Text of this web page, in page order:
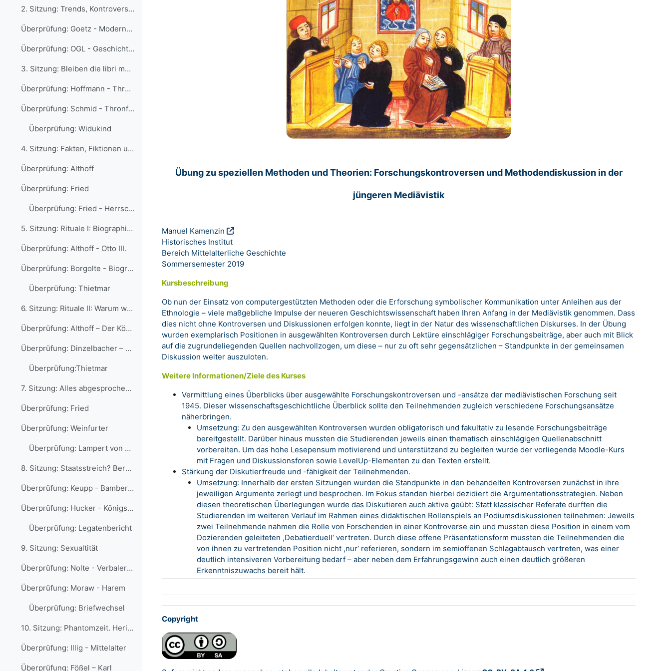
2. Sitzung: Trends, Kontroversen und Diskussion: G...
Überprüfung: Goetz - Modernes Mittelalter
Überprüfung: OGL - Geschichte der Mittelalterforschung
3. Sitzung: Bleiben die libri memoriales stumm? Ka...
Überprüfung: Hoffmann - Thronfolge
Überprüfung: Schmid - Thronfolge
Überprüfung: Widukind
4. Sitzung: Fakten, Fiktionen und Fantasie. Gerd A...
Überprüfung: Althoff
Überprüfung: Fried
Überprüfung: Fried - Herrschaftsjahre Karls des Großen
5. Sitzung: Rituale I: Biographie ohne Subjekt? Ge...
Überprüfung: Althoff - Otto III.
Überprüfung: Borgolte - Biographie
Überprüfung: Thietmar
6. Sitzung: Rituale II: Warum weint der König? Ger...
Überprüfung: Althoff – Der König weint
Überprüfung: Dinzelbacher – Warum weint der König
Überprüfung:Thietmar
7. Sitzung: Alles abgesprochen? Johannes Fried vs....
Überprüfung: Fried
Überprüfung: Weinfurter
Überprüfung: Lampert von Hersfeld
8. Sitzung: Staatsstreich? Bernd-Ulrich Hucker und...
Überprüfung: Keupp - Bamberger Mord
Überprüfung: Hucker - Königsmord
Überprüfung: Legatenbericht
9. Sitzung: Sexualtität
Überprüfung: Nolte - Verbalerotik
Überprüfung: Moraw - Harem
Überprüfung: Briefwechsel
10. Sitzung: Phantomzeit. Heribert Illig vs. Amali...
Überprüfung: Illig - Mittelalter
Überprüfung: Fößel – Karl
Übung zu speziellen Methoden und Theorien: Forschungskontroversen und Methodendiskussion in der
jüngeren Mediävistik
Manuel Kamenzin
Historisches Institut
Bereich Mittelalterliche Geschichte
Sommersemester 2019
Kursbeschreibung
Ob nun der Einsatz von computergestützten Methoden oder die Erforschung symbolischer Kommunikation unter Anleihen aus der
Ethnologie – viele maßgebliche Impulse der neueren Geschichtswissenschaft haben Ihren Anfang in der Mediävistik genommen. Dass
dies nicht ohne Kontroversen und Diskussionen erfolgen konnte, liegt in der Natur des wissenschaftlichen Diskurses. In der Übung
wurden exemplarisch Positionen in ausgewählten Kontroversen durch Lektüre einschlägiger Forschungsbeiträge, aber auch mit Blick
auf die zugrundeliegenden Quellen nachvollzogen, um diese – nur zu oft sehr gegensätzlichen – Standpunkte in der gemeinsamen
Diskussion weiter auszuloten.
Weitere Informationen/Ziele des Kurses
Vermittlung eines Überblicks über ausgewählte Forschungskontroversen und -ansätze der mediävistischen Forschung seit
1945. Dieser wissenschaftsgeschichtliche Überblick sollte den Teilnehmenden zugleich verschiedene Forschungsansätze
näherbringen.
Umsetzung: Zu den ausgewählten Kontroversen wurden obligatorisch und fakultativ zu lesende Forschungsbeiträge
bereitgestellt. Darüber hinaus mussten die Studierenden jeweils einen thematisch einschlägigen Quellenabschnitt
vorbereiten. Um das hohe Lesepensum motivierend und unterstützend zu begleiten wurde der vorliegende Moodle-Kurs
mit Fragen und Diskussionsforen sowie LevelUp-Elementen zu den Texten erstellt.
Stärkung der Diskutierfreude und -fähigkeit der Teilnehmenden.
Umsetzung: Innerhalb der ersten Sitzungen wurden die Standpunkte in den behandelten Kontroversen zunächst in ihre
jeweiligen Argumente zerlegt und besprochen. Im Fokus standen hierbei dezidiert die Argumentationsstrategien. Neben
diesen theoretischen Überlegungen wurde das Diskutieren auch aktive geübt: Statt klassischer Referate durften die
Studierenden im weiteren Verlauf im Rahmen eines didaktischen Rollenspiels an Podiumsdiskussionen teilnehmen: Jeweils
zwei Teilnehmende nahmen die Rolle von Forschenden in einer Kontroverse ein und mussten diese Position in einem vom
Dozierenden geleiteten ,Debatierduell‘ vertreten. Durch diese offene Präsentationsform mussten die Teilnehmenden die
von ihnen zu vertretenden Position nicht ,nur‘ referieren, sondern im semioffenen Schlagabtausch vertreten, was einer
deutlich intensiveren Vorbereitung bedarf – aber neben dem Erfahrungsgewinn auch einen deutlich größeren
Erkenntniszuwachs bereit hält.
Copyright